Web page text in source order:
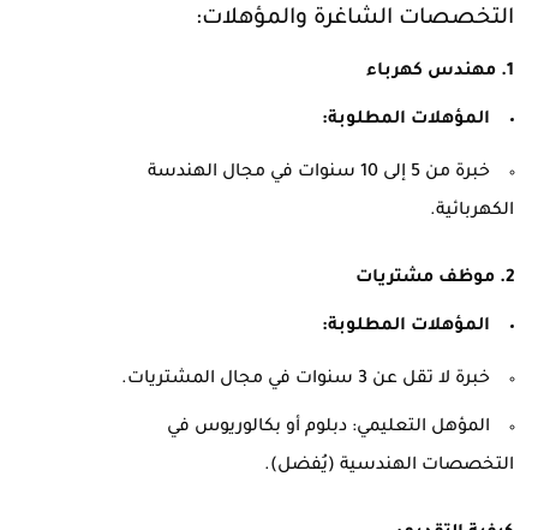
التخصصات الشاغرة والمؤهلات:
1. مهندس كهرباء
المؤهلات المطلوبة:
خبرة من 5 إلى 10 سنوات في مجال الهندسة
الكهربائية.
2. موظف مشتريات
المؤهلات المطلوبة:
خبرة لا تقل عن 3 سنوات في مجال المشتريات.
المؤهل التعليمي: دبلوم أو بكالوريوس في
التخصصات الهندسية (يُفضل).